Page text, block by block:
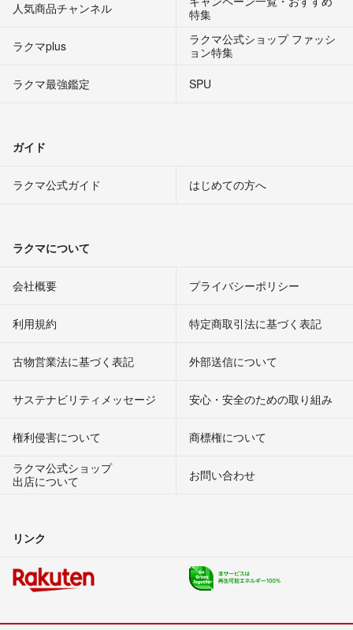
人気商品チャンネル
特集
ラクマplus
ラクマ公式ショップ ファッシ
ョン特集
ラクマ最強鑑定
SPU
ガイド
ラクマ公式ガイド はじめての方へ
ラクマについて
会社概要 プライバシーポリシー
利用規約 特定商取引法に基づく表記
古物営業法に基づく表記 外部送信について
サステナビリティメッセージ 安心・安全のための取り組み
権利侵害について
商標権について
ラクマ公式ショップ
出店について
お問い合わせ
リンク